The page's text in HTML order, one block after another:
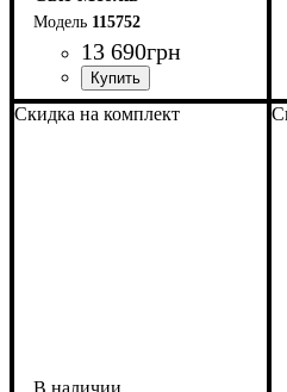
115752
13 690грн
ширина, мм: 1700
высота, мм: 2100
глубина, мм: 400
Скидка на комплект